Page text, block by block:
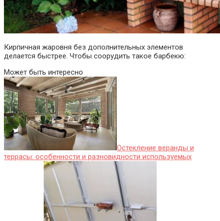
Кирпичная жаровня без дополнительных элементов
делается быстрее. Чтобы соорудить такое барбекю:
Может быть интересно
Остекление веранды и
террасы: особенности и разновидности используемых